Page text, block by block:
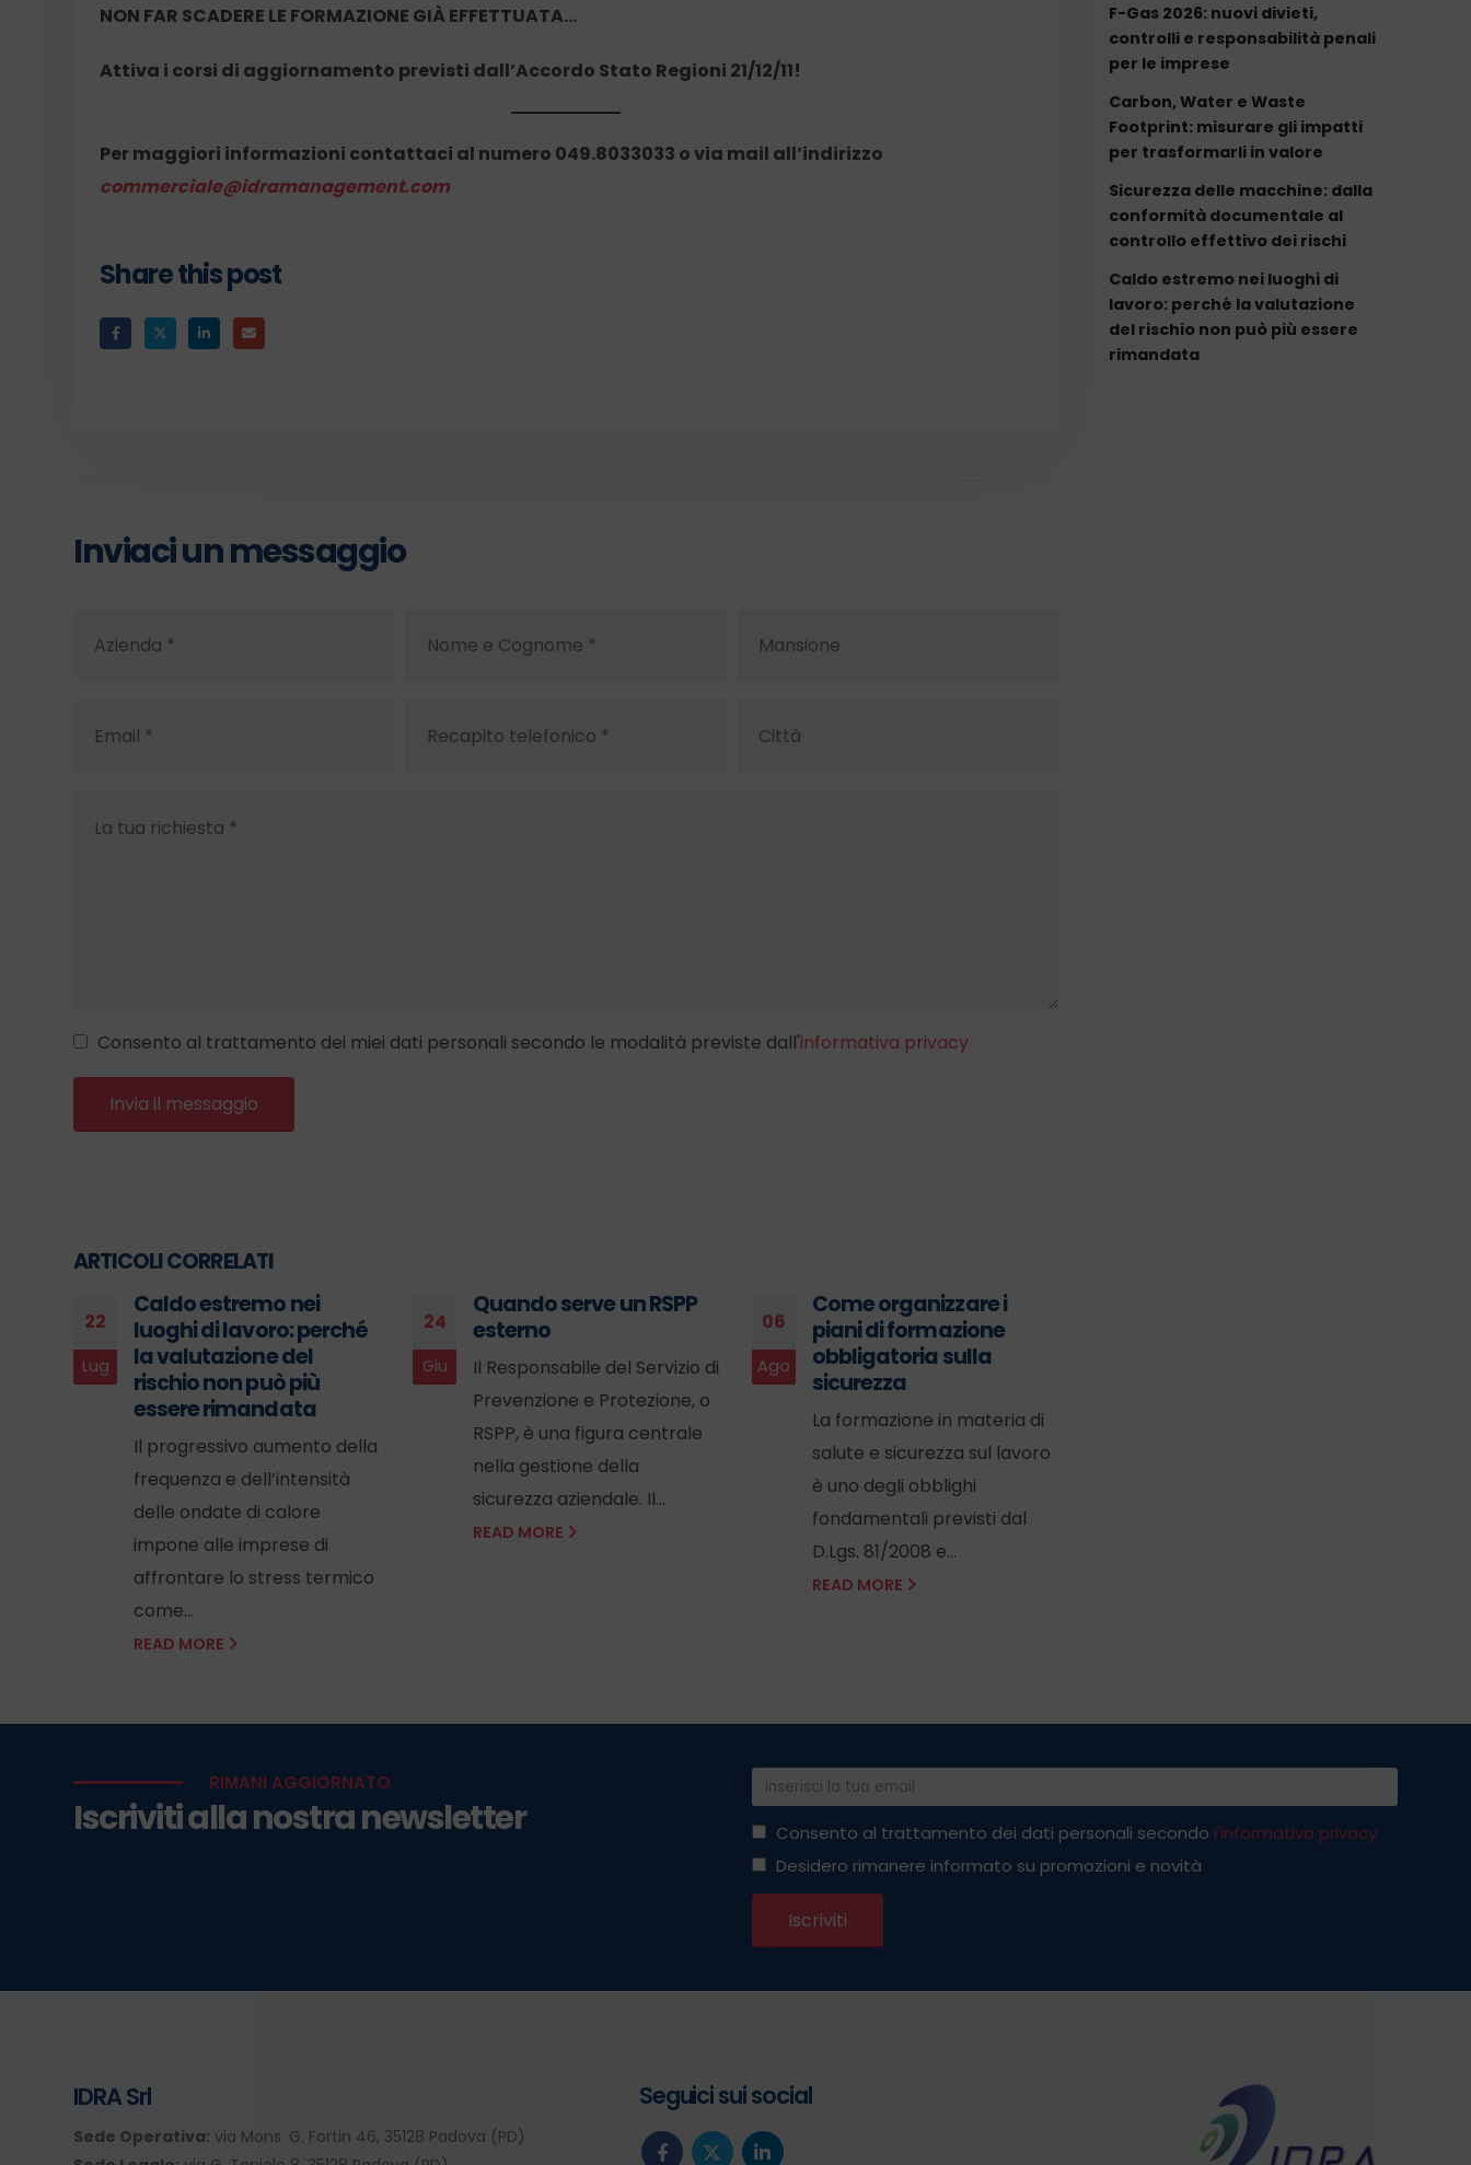
NON FAR SCADERE LE FORMAZIONE GIÀ EFFETTUATA…
Attiva i corsi di aggiornamento previsti dall’Accordo Stato Regioni 21/12/11!
Per maggiori informazioni contattaci al numero 049.8033033 o via mail all’indirizzo
commerciale@idramanagement.com
Share this post
Inviaci un messaggio
Consento al trattamento dei miei dati personali secondo le modalità previste dall'informativa privacy
ARTICOLI CORRELATI
22
Lug
Caldo estremo nei
luoghi di lavoro: perché
la valutazione del
rischio non può più
essere rimandata
Il progressivo aumento della
frequenza e dell’intensità
delle ondate di calore
impone alle imprese di
affrontare lo stress termico
come...
READ MORE
24
Giu
Quando serve un RSPP
esterno
Il Responsabile del Servizio di
Prevenzione e Protezione, o
RSPP, è una figura centrale
nella gestione della
sicurezza aziendale. Il...
READ MORE
06
Ago
Come organizzare i
piani di formazione
obbligatoria sulla
sicurezza
La formazione in materia di
salute e sicurezza sul lavoro
è uno degli obblighi
fondamentali previsti dal
D.Lgs. 81/2008 e...
READ MORE
F-Gas 2026: nuovi divieti,
controlli e responsabilità penali
per le imprese
Carbon, Water e Waste
Footprint: misurare gli impatti
per trasformarli in valore
Sicurezza delle macchine: dalla
conformità documentale al
controllo effettivo dei rischi
Caldo estremo nei luoghi di
lavoro: perché la valutazione
del rischio non può più essere
rimandata
RIMANI AGGIORNATO
Iscriviti alla nostra newsletter Consento al trattamento dei dati personali secondo l'informativa privacy
Desidero rimanere informato su promozioni e novità
IDRA Srl
Sede Operativa: via Mons. G. Fortin 46, 35128 Padova (PD)
Seguici sui social